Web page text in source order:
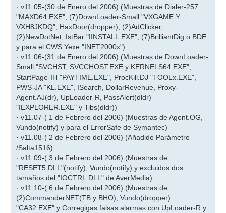
· v11.05-(30 de Enero del 2006) (Muestras de Dialer-257
"MAXD64.EXE", (7)DownLoader-Small "VXGAME Y
VXH8JKDQ", HaxDoor(dropper), (2)AdClicker,
(2)NewDotNet, IstBar "IINSTALL.EXE", (7)BrilliantDig o BDE
y para el CWS.Yexe "INET2000x")
· v11.06-(31 de Enero del 2006) (Muestras de DownLoader-
Small "SVCHST, SVCCHOST.EXE y KERNELS64.EXE",
StartPage-IH "PAYTIME.EXE", ProcKill.DJ "TOOLx.EXE",
PWS-JA "KL.EXE", ISearch, DollarRevenue, Proxy-
Agent.AJ(dr), UpLoader-R, PassAlert(dldr)
"IEXPLORER.EXE" y Tibs(dldr))
· v11.07-( 1 de Febrero del 2006) (Muestras de Agent.OG,
Vundo(notify) y para el ErrorSafe de Symantec)
· v11.08-( 2 de Febrero del 2006) (Añadido Parámetro
/Salta1516)
· v11.09-( 3 de Febrero del 2006) (Muestras de
"RESET5.DLL"(notify), Vundo(notify) y excluidos dos
tamaños del "IOCTRL.DLL" de AverMedia)
· v11.10-( 6 de Febrero del 2006) (Muestras de
(2)CommanderNET(TB y BHO), Vundo(dropper)
"CA32.EXE" y Corregigas falsas alarmas con UpLoader-R y